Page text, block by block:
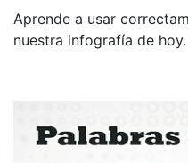
Aprende a usar
nuestra infografía de hoy.